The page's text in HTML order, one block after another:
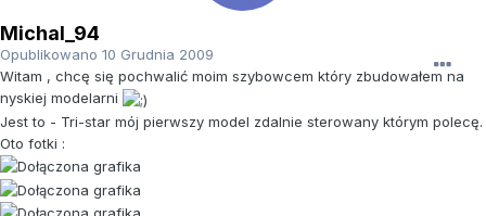
Michal_94
Opublikowano 10 Grudnia 2009
Witam , chcę się pochwalić moim szybowcem który zbudowałem na
nyskiej modelarni
Jest to - Tri-star mój pierwszy model zdalnie sterowany którym polecę.
Oto fotki :